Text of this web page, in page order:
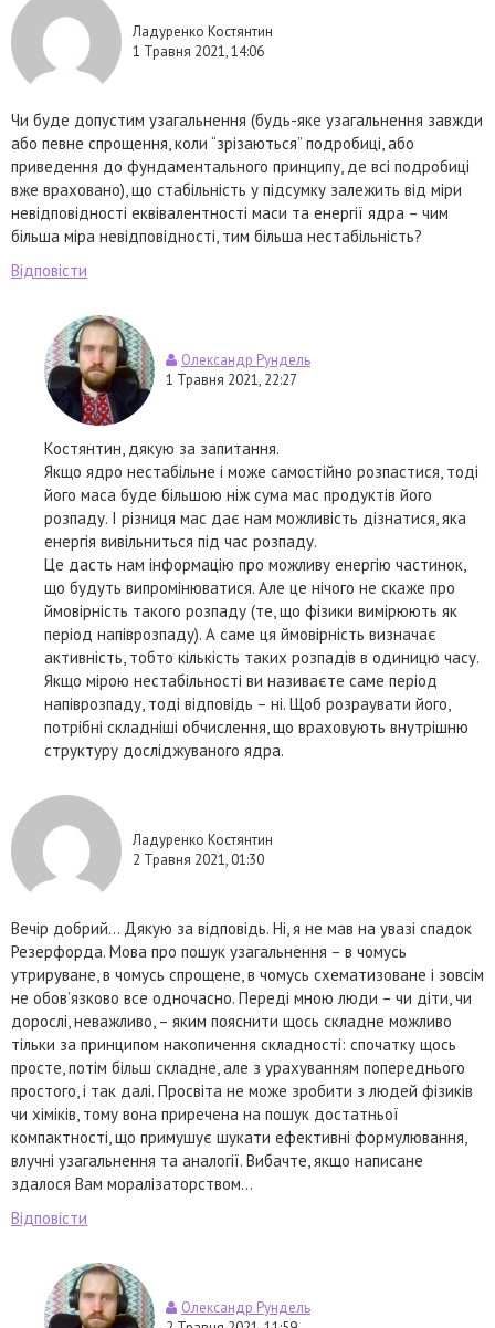
Ладуренко Костянтин
1 Травня 2021, 14:06
Чи буде допустим узагальнення (будь-яке узагальнення завжди
або певне спрощення, коли “зрізаються” подробиці, або
приведення до фундаментального принципу, де всі подробиці
вже враховано), що стабільність у підсумку залежить від міри
невідповідності еквівалентності маси та енергії ядра – чим
більша міра невідповідності, тим більша нестабільність?
Відповісти
Олександр Рундель
1 Травня 2021, 22:27
Костянтин, дякую за запитання.
Якщо ядро нестабільне і може самостійно розпастися, тоді
його маса буде більшою ніж сума мас продуктів його
розпаду. І різниця мас дає нам можливість дізнатися, яка
енергія вивільниться під час розпаду.
Це дасть нам інформацію про можливу енергію частинок,
що будуть випромінюватися. Але це нічого не скаже про
ймовірність такого розпаду (те, що фізики вимірюють як
період напіврозпаду). А саме ця ймовірність визначає
активність, тобто кількість таких розпадів в одиницю часу.
Якщо мірою нестабільності ви називаєте саме період
напіврозпаду, тоді відповідь – ні. Щоб розраувати його,
потрібні складніші обчислення, що враховують внутрішню
структуру досліджуваного ядра.
Ладуренко Костянтин
2 Травня 2021, 01:30
Вечір добрий… Дякую за відповідь. Ні, я не мав на увазі спадок
Резерфорда. Мова про пошук узагальнення – в чомусь
утрируване, в чомусь спрощене, в чомусь схематизоване і зовсім
не обов’язково все одночасно. Переді мною люди – чи діти, чи
дорослі, неважливо, – яким пояснити щось складне можливо
тільки за принципом накопичення складності: спочатку щось
просте, потім більш складне, але з урахуванням попереднього
простого, і так далі. Просвіта не може зробити з людей фізиків
чи хіміків, тому вона приречена на пошук достатньої
компактності, що примушує шукати ефективні формулювання,
влучні узагальнення та аналогії. Вибачте, якщо написане
здалося Вам моралізаторством…
Відповісти
Олександр Рундель